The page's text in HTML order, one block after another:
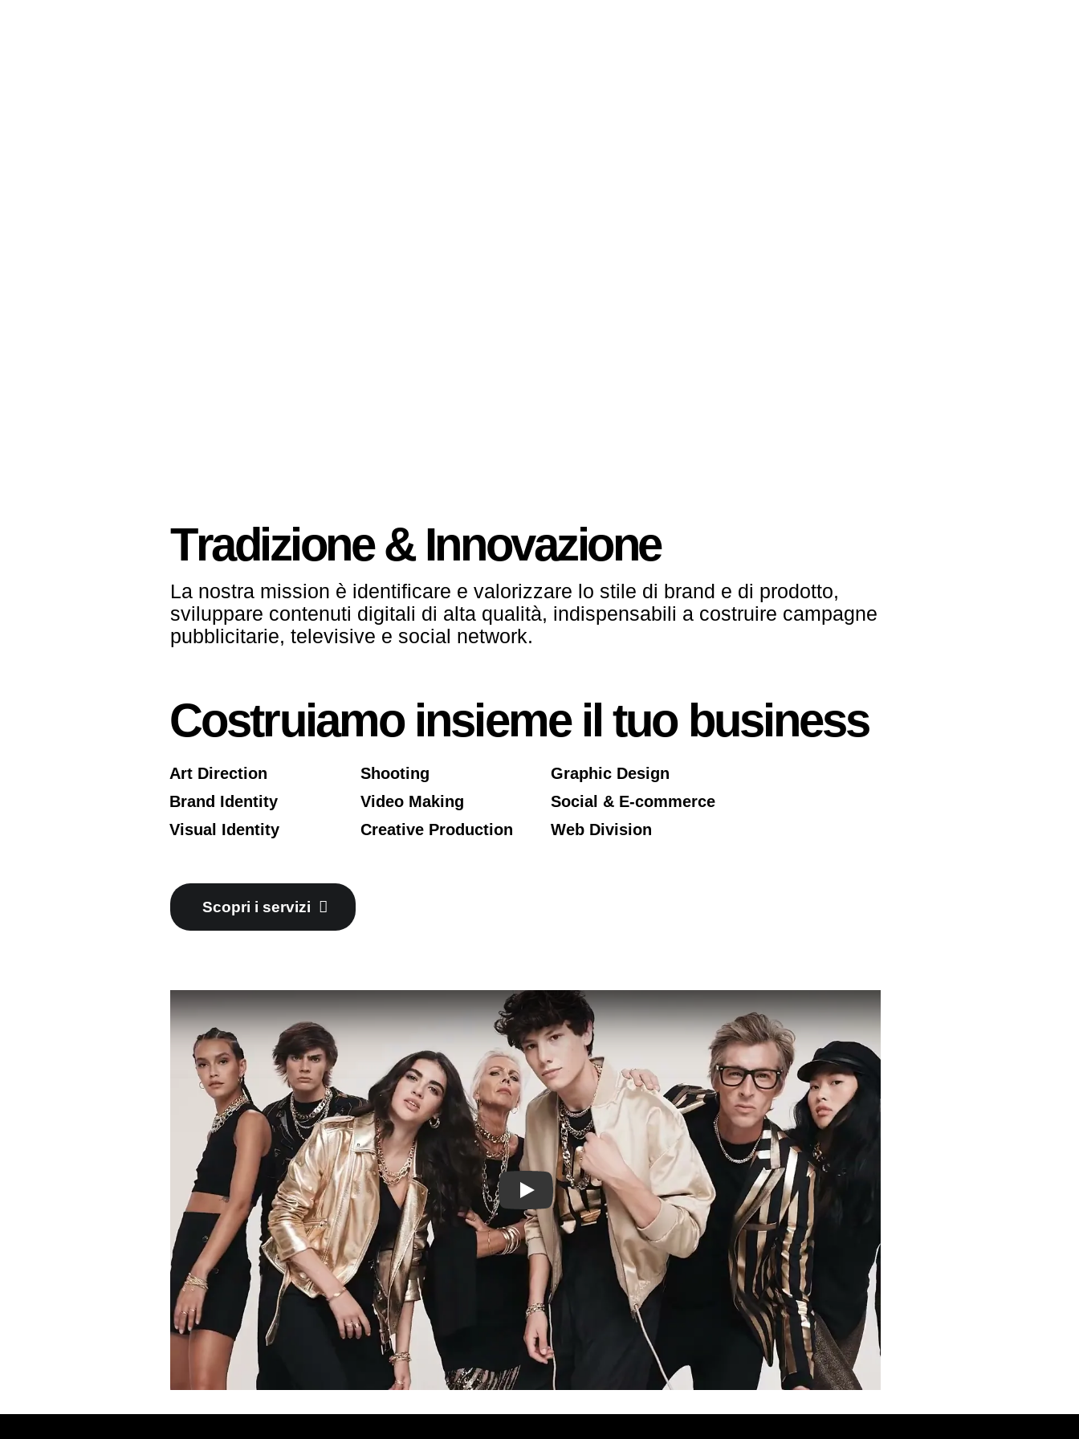
Tradizione & Innovazione
La nostra mission è identificare e valorizzare lo stile di brand e di prodotto,
sviluppare contenuti digitali di alta qualità, indispensabili a costruire campagne
pubblicitarie, televisive e social network.
Costruiamo insieme il tuo business
Art Direction
Brand Identity
Visual Identity
Shooting
Video Making
Creative Production
Graphic Design
Social & E-commerce
Web Division
Scopri i servizi
Vivi Oro by Jam Communication